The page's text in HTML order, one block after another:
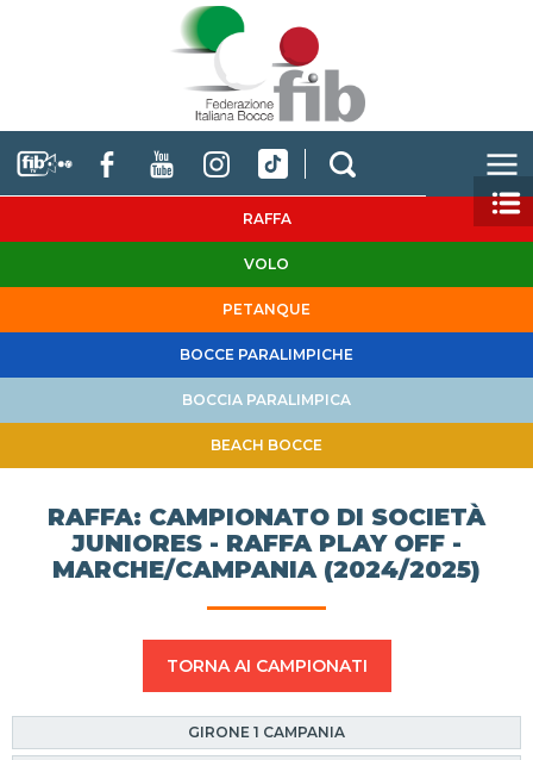
RAFFA
VOLO
PETANQUE
BOCCE PARALIMPICHE
BOCCIA PARALIMPICA
BEACH BOCCE
RAFFA: CAMPIONATO DI SOCIETÀ
JUNIORES - RAFFA PLAY OFF -
MARCHE/CAMPANIA (2024/2025)
TORNA AI CAMPIONATI
GIRONE 1 CAMPANIA